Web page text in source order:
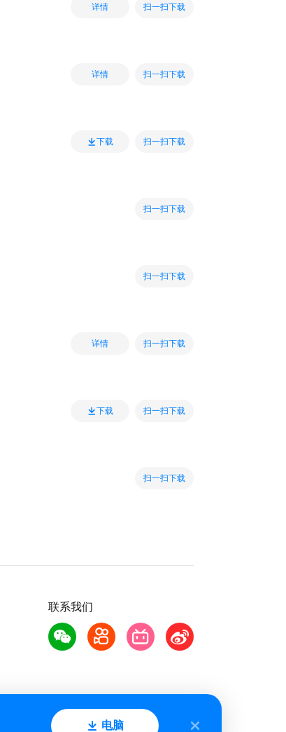
详情 扫一扫下载
详情 扫一扫下载
下载 扫一扫下载
扫一扫下载
扫一扫下载
详情 扫一扫下载
下载 扫一扫下载
扫一扫下载
联系我们
电脑